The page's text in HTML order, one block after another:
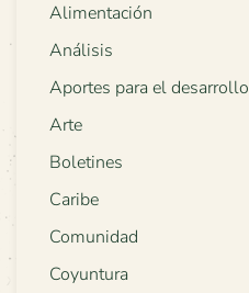
Alimentación
Análisis
Aportes para el desarrollo
Arte
Boletines
Caribe
Comunidad
Coyuntura